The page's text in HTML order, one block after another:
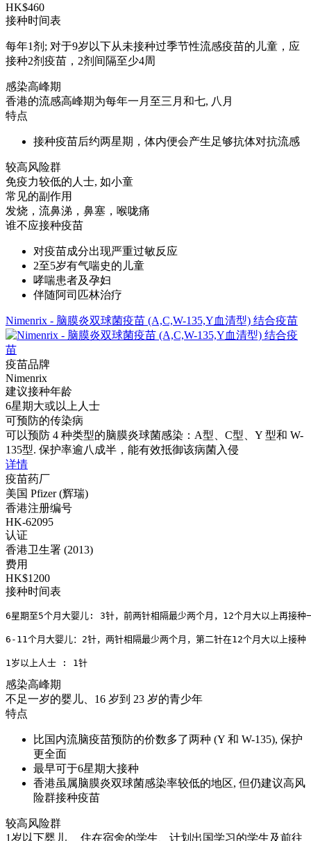
HK$460
接种时间表
每年1剂; 对于9岁以下从未接种过季节性流感疫苗的儿童，应
接种2剂疫苗，2剂间隔至少4周
感染高峰期
香港的流感高峰期为每年一月至三月和七, 八月
特点
接种疫苗后约两星期，体内便会产生足够抗体对抗流感
较高风险群
免疫力较低的人士, 如小童
常见的副作用
发烧，流鼻涕，鼻塞，喉咙痛
谁不应接种疫苗
对疫苗成分出现严重过敏反应
2至5岁有气喘史的儿童
哮喘患者及孕妇
伴随阿司匹林治疗
Nimenrix - 脑膜炎双球菌疫苗 (A,C,W-135,Y血清型) 结合疫苗
疫苗品牌
Nimenrix
建议接种年龄
6星期大或以上人士
可预防的传染病
可以预防 4 种类型的脑膜炎球菌感染：A型、C型、Y 型和 W-
135型. 保护率逾八成半，能有效抵御该病菌入侵
详情
疫苗药厂
美国 Pfizer (辉瑞)
香港注册编号
HK-62095
认证
香港卫生署 (2013)
费用
HK$1200
接种时间表
6星期至5个月大婴儿: 3针，前两针相隔最少两个月，12个月大以上再接种
6-11个月大婴儿：2针，两针相隔最少两个月，第二针在12个月大以上接种
1岁以上人士 : 1针
感染高峰期
不足一岁的婴儿、16 岁到 23 岁的青少年
特点
比国内流脑疫苗预防的价数多了两种 (Y 和 W-135), 保护
更全面
最早可于6星期大接种
香港虽属脑膜炎双球菌感染率较低的地区, 但仍建议高风
险群接种疫苗
较高风险群
1岁以下婴儿、 住在宿舍的学生、计划出国学习的学生及前往